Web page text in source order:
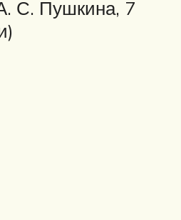
С. Пушкина, 7